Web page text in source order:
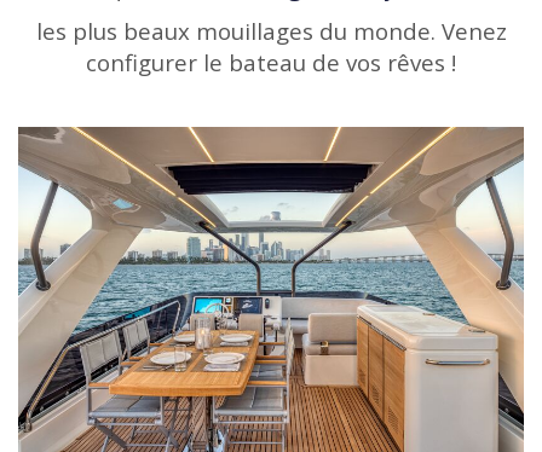
les plus beaux mouillages du monde. Venez
configurer le bateau de vos rêves !